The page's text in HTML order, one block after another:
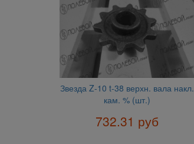
Звезда Z-10 t-38 верхн. вала накл.
кам. % (шт.)
732.31 руб